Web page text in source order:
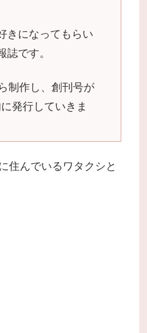
きになってもらい
です。
制作し、創刊号が
発行していきま
住んでいるワタクシと